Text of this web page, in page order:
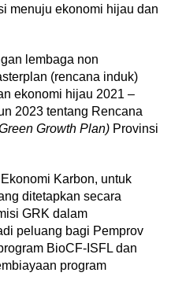
menuju ekonomi hijau dan
lembaga non
(rencana induk)
ekonomi hijau 2021 –
2023 tentang Rencana
Growth Plan) Provinsi
Karbon, untuk
ditetapkan secara
GRK dalam
peluang bagi Pemprov
BioCF-ISFL dan
program